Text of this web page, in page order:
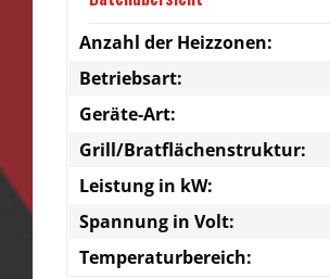
Anzahl der Heizzonen:
Betriebsart:
Geräte-Art:
Grill/Bratflächenstruktur:
Leistung in kW:
Spannung in Volt:
Temperaturbereich: